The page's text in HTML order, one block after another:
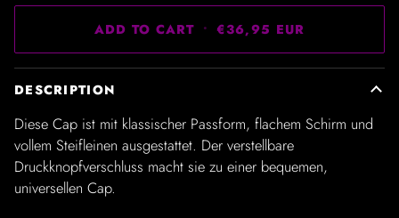
ADD TO CART • €36,95 EUR
DESCRIPTION
Diese Cap ist mit klassischer Passform, flachem Schirm und
vollem Steifleinen ausgestattet. Der verstellbare
Druckknopfverschluss macht sie zu einer bequemen,
universellen Cap.